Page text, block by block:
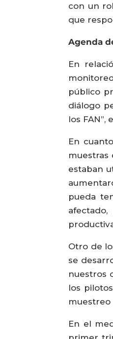
con un
que
Agenda
En
público
diálogo
los FAN”,
En
muestras
estaban
pueda
Otro de
se
nuestros
los
muestreo
En el